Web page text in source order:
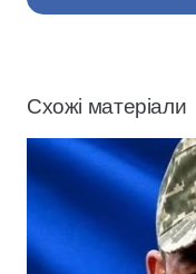
Схожі матеріали